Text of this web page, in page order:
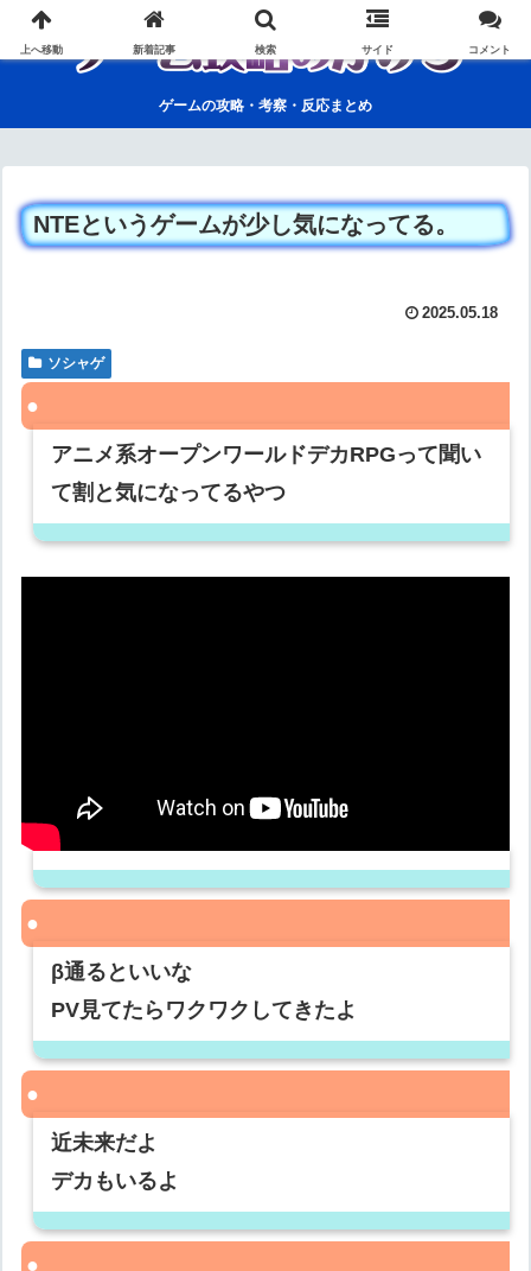
ゲームの攻略・考察・反応まとめ
NTEというゲームが少し気になってる。
2025.05.18
ソシャゲ
アニメ系オープンワールドデカRPGって聞い
て割と気になってるやつ
β通るといいな
PV見てたらワクワクしてきたよ
近未来だよ
デカもいるよ
上へ移動 新着記事 検索 サイド コメント